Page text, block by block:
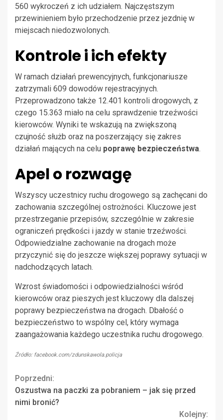
560 wykroczeń z ich udziałem. Najczęstszym
przewinieniem było przechodzenie przez jezdnię w
miejscach niedozwolonych.
Kontrole i ich efekty
W ramach działań prewencyjnych, funkcjonariusze
zatrzymali 609 dowodów rejestracyjnych.
Przeprowadzono także 12.401 kontroli drogowych, z
czego 15.363 miało na celu sprawdzenie trzeźwości
kierowców. Wyniki te wskazują na zwiększoną
czujność służb oraz na poszerzający się zakres
działań mających na celu poprawę bezpieczeństwa.
Apel o rozwagę
Wszyscy uczestnicy ruchu drogowego są zachęcani do
zachowania szczególnej ostrożności. Kluczowe jest
przestrzeganie przepisów, szczególnie w zakresie
ograniczeń prędkości i jazdy w stanie trzeźwości.
Odpowiedzialne zachowanie na drogach może
przyczynić się do jeszcze większej poprawy sytuacji w
nadchodzących latach.
Wzrost świadomości i odpowiedzialności wśród
kierowców oraz pieszych jest kluczowy dla dalszej
poprawy bezpieczeństwa na drogach. Dbałość o
bezpieczeństwo to wspólny cel, który wymaga
zaangażowania każdego uczestnika ruchu drogowego.
Źródło: facebook.com/zdunskawola.policja
Continue
Reading
Poprzedni:
Oszustwa na paczki za pobraniem – jak się przed
nimi bronić?
Kolejny: